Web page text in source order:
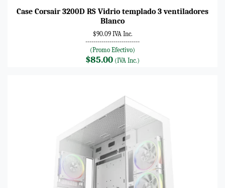
Case Corsair 3200D RS Vidrio templado 3 ventiladores
Blanco
$90.09 IVA Inc.
---------------------------
(Promo Efectivo)
$85.00 (IVA Inc.)